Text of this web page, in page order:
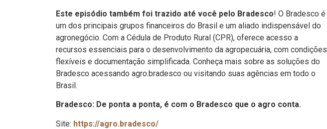
Este episódio também foi trazido até você pelo Bradesco! O Bradesco é
um dos principais grupos financeiros do Brasil e um aliado indispensável do
agronegócio. Com a Cédula de Produto Rural (CPR), oferece acesso a
recursos essenciais para o desenvolvimento da agropecuária, com condições
flexíveis e documentação simplificada. Conheça mais sobre as soluções do
Bradesco acessando agro.bradesco ou visitando suas agências em todo o
Brasil.
Bradesco: De ponta a ponta, é com o Bradesco que o agro conta.
Site: https://agro.bradesco/